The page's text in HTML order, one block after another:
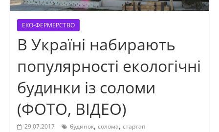
ЕКО-ФЕРМЕРСТВО
В Україні набирають
популярності екологічні
будинки із соломи
(ФОТО, ВІДЕО)
29.07.2017 будинок, солома, стартап